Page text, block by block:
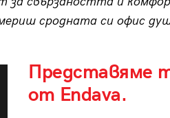
сродната си офис
Представяме
от Endava.